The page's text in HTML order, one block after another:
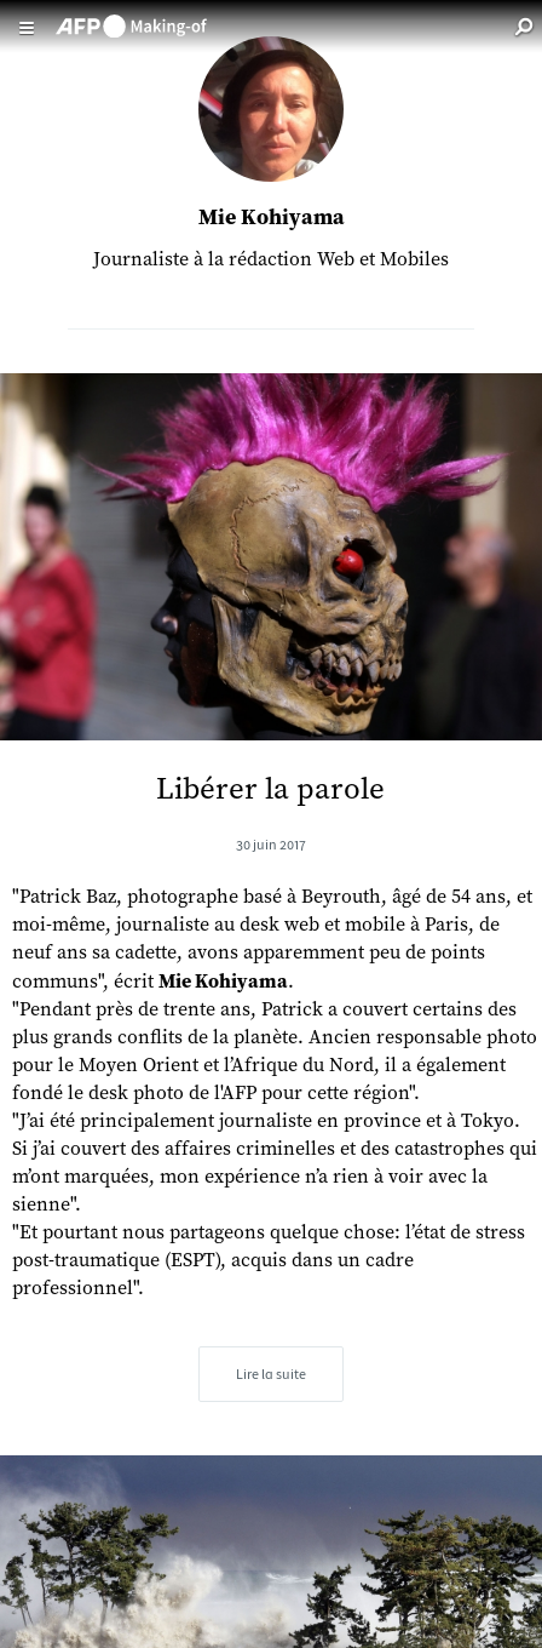
Mie Kohiyama
Journaliste à la rédaction Web et Mobiles
Libérer la parole
30 juin 2017
"Patrick Baz, photographe basé à Beyrouth, âgé de 54 ans, et
moi-même, journaliste au desk web et mobile à Paris, de
neuf ans sa cadette, avons apparemment peu de points
communs", écrit Mie Kohiyama.
"Pendant près de trente ans, Patrick a couvert certains des
plus grands conflits de la planète. Ancien responsable photo
pour le Moyen Orient et l’Afrique du Nord, il a également
fondé le desk photo de l'AFP pour cette région".
"J’ai été principalement journaliste en province et à Tokyo.
Si j’ai couvert des affaires criminelles et des catastrophes qui
m’ont marquées, mon expérience n’a rien à voir avec la
sienne".
"Et pourtant nous partageons quelque chose: l’état de stress
post-traumatique (ESPT), acquis dans un cadre
professionnel".
Lire la suite